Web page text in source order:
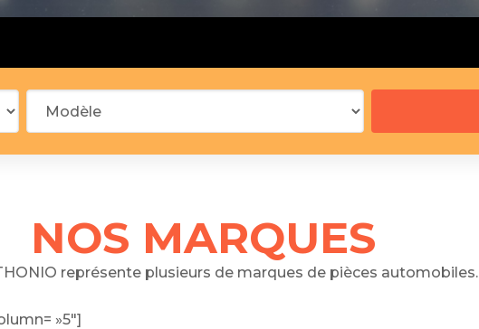
distribution
NOS MARQUES
représente plusieurs de marques de pièces automobiles.
»5″]